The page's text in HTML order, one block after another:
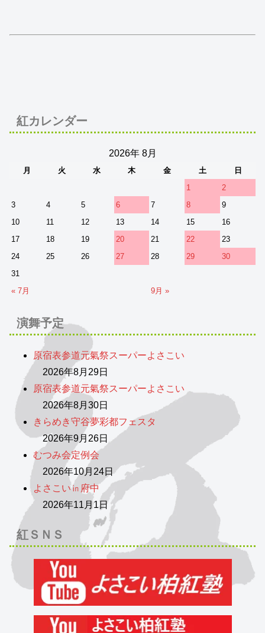
紅カレンダー
2026年 8月
月 火 水 木 金 土
日
1
2
3
4 5 6 7 8
9
10
11 12 13 14 15
16
17
18 19 20 21 22
23
24
25 26 27 28 29
30
31
« 7月
9月 »
演舞予定
原宿表参道元氣祭スーパーよさこい
2026年8月29日
原宿表参道元氣祭スーパーよさこい
2026年8月30日
きらめき守谷夢彩都フェスタ
2026年9月26日
むつみ会定例会
2026年10月24日
よさこい㏌府中
2026年11月1日
紅ＳＮＳ